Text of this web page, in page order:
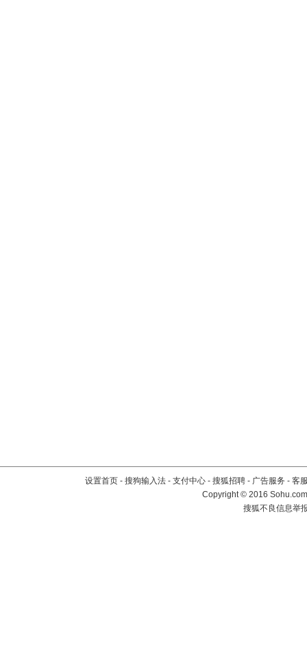
设置首页 - 搜狗输入法 - 支付中心 - 搜狐招聘 - 广告服务 - 客
Copyright©2016
搜狐不良信息举